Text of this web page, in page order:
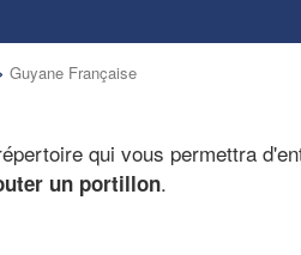
Guyane Française
qui vous permettra
un portillon.